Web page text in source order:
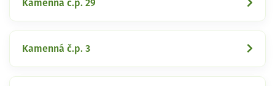
Kamenná č.p. 29
Kamenná č.p. 3